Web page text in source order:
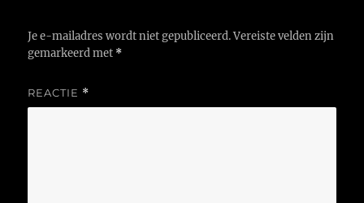
Je e-mailadres wordt niet gepubliceerd. Vereiste velden zijn
gemarkeerd met *
REACTIE *